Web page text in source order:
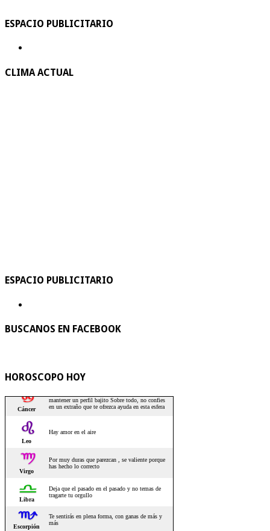
ESPACIO PUBLICITARIO
CLIMA ACTUAL
ESPACIO PUBLICITARIO
BUSCANOS EN FACEBOOK
HOROSCOPO HOY